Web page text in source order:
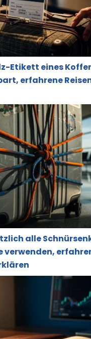
Etikett eines
erfahrene
alle
verwenden,